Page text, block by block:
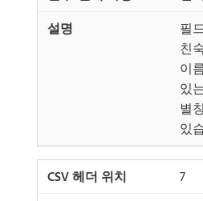
필
친
이
있
별
있
7